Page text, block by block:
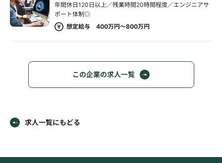
年間休日120日以上／残業時間20時間程度／エンジニアサ
ポート体制◎
想定給与 400万円～800万円
この企業の求人一覧
求人一覧にもどる